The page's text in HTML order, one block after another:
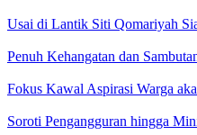
Usai di Lantik Siti Qomariyah
Penuh Kehangatan dan
Fokus Kawal Aspirasi Warga
Soroti Pengangguran hingga